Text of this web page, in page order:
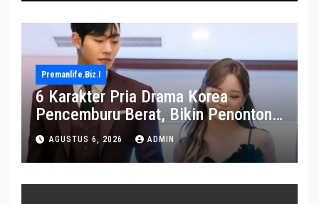
Premanlife.biz.i
6 Karakter Pria Drama Korea
Pencemburu Berat, Bikin Penonton
Gemas
AGUSTUS 6, 2026 ADMIN